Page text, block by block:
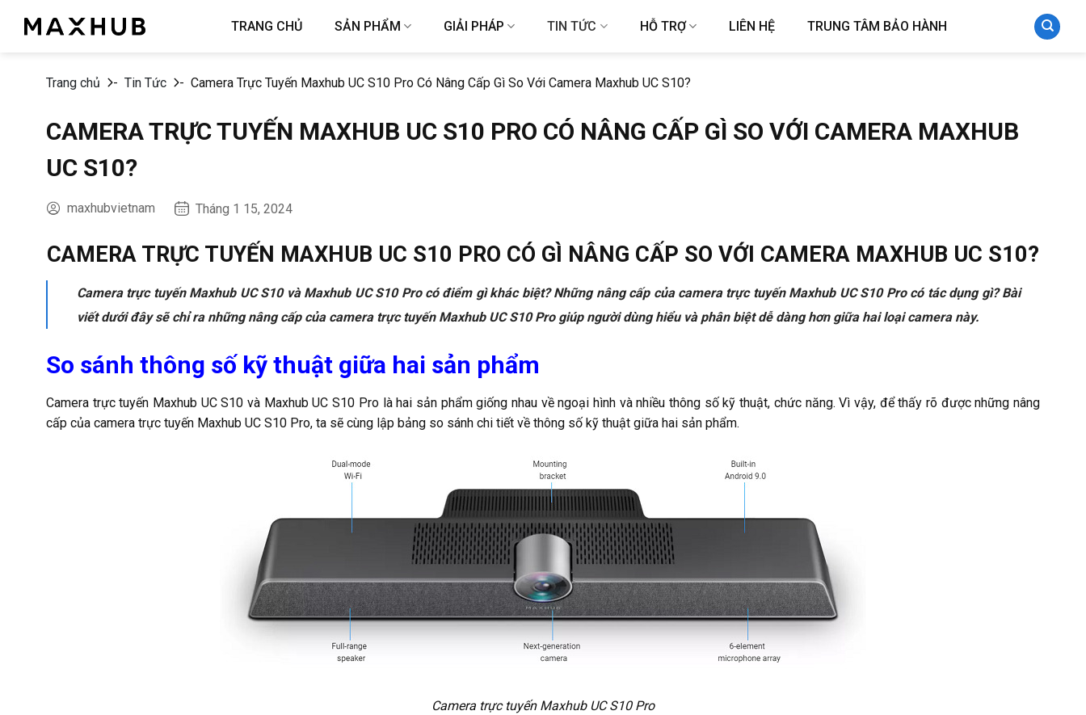
TRANG CHỦ SẢN PHẨM GIẢI PHÁP TIN TỨC HỖ TRỢ LIÊN HỆ TRUNG TÂM BẢO HÀNH
Trang chủ - Tin Tức - Camera Trực Tuyến Maxhub UC S10 Pro Có Nâng Cấp Gì So Với Camera Maxhub UC S10?
CAMERA TRỰC TUYẾN MAXHUB UC S10 PRO CÓ NÂNG CẤP GÌ SO VỚI CAMERA MAXHUB
UC S10?
maxhubvietnam Tháng 1 15, 2024
CAMERA TRỰC TUYẾN MAXHUB UC S10 PRO CÓ GÌ NÂNG CẤP SO VỚI CAMERA MAXHUB UC S10?
Camera trực tuyến Maxhub UC S10 và Maxhub UC S10 Pro có điểm gì khác biệt? Những nâng cấp của camera trực tuyến Maxhub UC S10 Pro có tác dụng gì? Bài
viết dưới đây sẽ chỉ ra những nâng cấp của camera trực tuyến Maxhub UC S10 Pro giúp người dùng hiểu và phân biệt dễ dàng hơn giữa hai loại camera này.
So sánh thông số kỹ thuật giữa hai sản phẩm
Camera trực tuyến Maxhub UC S10 và Maxhub UC S10 Pro là hai sản phẩm giống nhau về ngoại hình và nhiều thông số kỹ thuật, chức năng. Vì vậy, để thấy rõ được những nâng
cấp của camera trực tuyến Maxhub UC S10 Pro, ta sẽ cùng lập bảng so sánh chi tiết về thông số kỹ thuật giữa hai sản phẩm.
Camera trực tuyến Maxhub UC S10 Pro